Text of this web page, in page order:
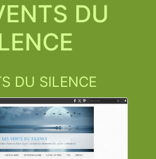
DU
DU SILENCE